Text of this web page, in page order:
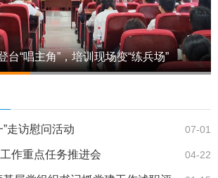
台“唱主角”，培训现场变“练兵场”
07-01
走访慰问活动
04-22
作重点任务推进会